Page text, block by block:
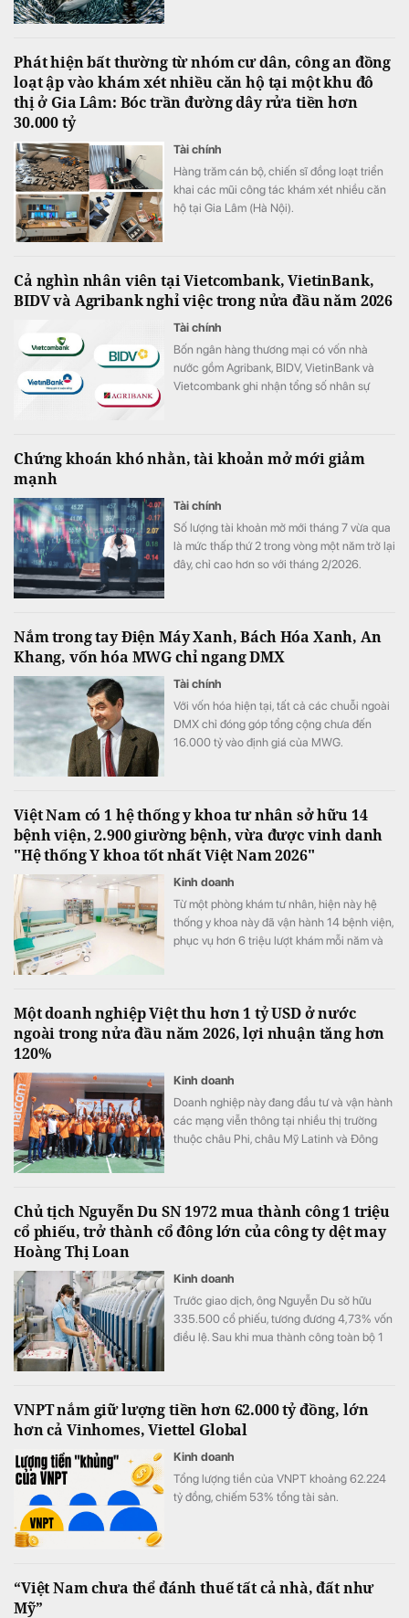
Phát hiện bất thường từ nhóm cư dân, công an đồng
loạt ập vào khám xét nhiều căn hộ tại một khu đô
thị ở Gia Lâm: Bóc trần đường dây rửa tiền hơn
30.000 tỷ
Tài chính
Hàng trăm cán bộ, chiến sĩ đồng loạt triển
khai các mũi công tác khám xét nhiều căn
hộ tại Gia Lâm (Hà Nội).
Cả nghìn nhân viên tại Vietcombank, VietinBank,
BIDV và Agribank nghỉ việc trong nửa đầu năm 2026
Tài chính
Bốn ngân hàng thương mại có vốn nhà
nước gồm Agribank, BIDV, VietinBank và
Vietcombank ghi nhận tổng số nhân sự
Chứng khoán khó nhằn, tài khoản mở mới giảm
mạnh
Tài chính
Số lượng tài khoản mở mới tháng 7 vừa qua
là mức thấp thứ 2 trong vòng một năm trở lại
đây, chỉ cao hơn so với tháng 2/2026.
Nắm trong tay Điện Máy Xanh, Bách Hóa Xanh, An
Khang, vốn hóa MWG chỉ ngang DMX
Tài chính
Với vốn hóa hiện tại, tất cả các chuỗi ngoài
DMX chỉ đóng góp tổng cộng chưa đến
16.000 tỷ vào định giá của MWG.
Việt Nam có 1 hệ thống y khoa tư nhân sở hữu 14
bệnh viện, 2.900 giường bệnh, vừa được vinh danh
"Hệ thống Y khoa tốt nhất Việt Nam 2026"
Kinh doanh
Từ một phòng khám tư nhân, hiện này hệ
thống y khoa này đã vận hành 14 bệnh viện,
phục vụ hơn 6 triệu lượt khám mỗi năm và
Một doanh nghiệp Việt thu hơn 1 tỷ USD ở nước
ngoài trong nửa đầu năm 2026, lợi nhuận tăng hơn
120%
Kinh doanh
Doanh nghiệp này đang đầu tư và vận hành
các mạng viễn thông tại nhiều thị trường
thuộc châu Phi, châu Mỹ Latinh và Đông
Chủ tịch Nguyễn Du SN 1972 mua thành công 1 triệu
cổ phiếu, trở thành cổ đông lớn của công ty dệt may
Hoàng Thị Loan
Kinh doanh
Trước giao dịch, ông Nguyễn Du sở hữu
335.500 cổ phiếu, tương đương 4,73% vốn
điều lệ. Sau khi mua thành công toàn bộ 1
VNPT nắm giữ lượng tiền hơn 62.000 tỷ đồng, lớn
hơn cả Vinhomes, Viettel Global
Kinh doanh
Tổng lượng tiền của VNPT khoảng 62.224
tỷ đồng, chiếm 53% tổng tài sản.
“Việt Nam chưa thể đánh thuế tất cả nhà, đất như
Mỹ”